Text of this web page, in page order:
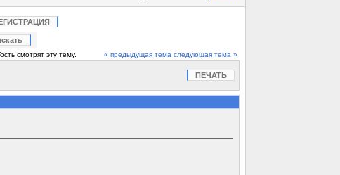
смотрят эту тему. « предыдущая тема следующая тема »
ПЕЧАТЬ